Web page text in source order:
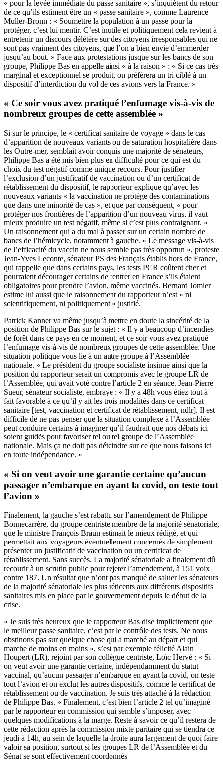
« pour la levée immédiate du passe sanitaire », s’inquiètent du retour
de ce qu’ils estiment être un « passe sanitaire », comme Laurence
Muller-Bronn : « Soumettre la population à un passe pour la
protéger, c’est lui mentir. C’est inutile et politiquement cela revient à
entretenir un discours délétère sur des citoyens irresponsables qui ne
sont pas vraiment des citoyens, que l’on a bien envie d’emmerder
jusqu’au bout. » Face aux protestations jusque sur les bancs de son
groupe, Philippe Bas en appelle ainsi « à la raison » : « Si ce cas très
marginal et exceptionnel se produit, on préférera un tri ciblé à un
dispositif d’interdiction du vol de ces avions vers la France. »
« Ce soir vous avez pratiqué l’enfumage vis-à-vis de
nombreux groupes de cette assemblée »
Si sur le principe, le « certificat sanitaire de voyage » dans le cas
d’apparition de nouveaux variants ou de saturation hospitalière dans
les Outre-mer, semblait avoir conquis une majorité de sénateurs,
Philippe Bas a été mis bien plus en difficulté pour ce qui est du
choix du test négatif comme unique recours. Pour justifier
l’exclusion d’un justificatif de vaccination ou d’un certificat de
rétablissement du dispositif, le rapporteur explique qu’avec les
nouveaux variants « la vaccination ne protège des contaminations
que dans une minorité de cas », et que par conséquent, « pour
protéger nos frontières de l’apparition d’un nouveau virus, il vaut
mieux produire un test négatif, même si c’est plus contraignant. »
Un raisonnement qui a du mal à passer sur un certain nombre de
bancs de l’hémicycle, notamment à gauche. « Le message vis-à-vis
de l’efficacité du vaccin ne nous semble pas très opportun », proteste
Jean-Yves Leconte, sénateur PS des Français établis hors de France,
qui rappelle que dans certains pays, les tests PCR coûtent cher et
pourraient décourager certains de rentrer en France s’ils étaient
obligatoires pour prendre l’avion, même vaccinés. Bernard Jomier
estime lui aussi que le raisonnement du rapporteur n’est « ni
scientifiquement, ni politiquement » justifié.
Patrick Kanner va même jusqu’à mettre en doute la sincérité de la
position de Philippe Bas sur le sujet : « Il y a beaucoup d’incendies
de forêt dans ce pays en ce moment, et ce soir vous avez pratiqué
l’enfumage vis-à-vis de nombreux groupes de cette assemblée. Une
situation politique vous lie à un autre groupe à l’Assemblée
nationale. » Le président du groupe socialiste insinue ainsi que la
position du rapporteur serait un compromis avec le groupe LR de
l’Assemblée, qui avait voté contre l’article 2 en séance. Jean-Pierre
Sueur, sénateur socialiste, embraye : « Il y a 48h vous étiez tout à
fait favorable à ce qu’il y ait les trois modalités dans ce certificat
sanitaire [test, vaccination et certificat de rétablissement, ndlr]. Il est
difficile de ne pas penser que la situation complexe à l’Assemblée
peut conduire certains à imaginer qu’il faudrait que nos débats ici
soient guidés pour favoriser tel ou tel groupe de l’Assemblée
nationale. Mais ça ne doit pas déteindre sur ce que nous faisons ici
en toute indépendance. »
« Si on veut avoir une garantie certaine qu’aucun
passager n’embarque en ayant la covid, on teste tout
l’avion »
Finalement, la gauche s’est rabattu sur l’amendement de Philippe
Bonnecarrère, du groupe centriste membre de la majorité sénatoriale,
que le ministre François Braun estimait le mieux rédigé, et qui
permettait aux voyageurs éventuellement concernés de simplement
présenter un justificatif de vaccination ou un certificat de
rétablissement. Sans succès. La majorité sénatoriale a finalement dû
recourir à un scrutin public pour rejeter l’amendement, à 151 voix
contre 187. Un résultat que n’ont pas manqué de saluer les sénateurs
de la majorité sénatoriale les plus réticents aux différents dispositifs
sanitaires mis en place par le gouvernement depuis le début de la
crise.
« Je suis très heureux que le rapporteur Bas dise implicitement que
le meilleur passe sanitaire, c’est par le contrôle des tests. Ne nous
obstinons pas sur quelque chose qui a marché au départ et qui
marche de moins en moins », s’est par exemple félicité Alain
Houpert (LR), rejoint par son collègue centriste, Loïc Hervé : « Si
on veut avoir une garantie certaine, indépendamment du statut
vaccinal, qu’aucun passager n’embarque en ayant la covid, on teste
tout l’avion et on exclut les autres dispositifs, comme le certificat de
rétablissement ou de vaccination. Je suis très attaché à la rédaction
de Philippe Bas. » Finalement, c’est bien l’article 2 tel qu’imaginé
par le rapporteur en commission qui semble s’imposer, avec
quelques modifications à la marge. Reste à savoir ce qu’il restera de
cette rédaction après la commission mixte paritaire qui se tiendra ce
jeudi à 14h, au sein de laquelle la droite aura largement de quoi faire
valoir sa position, surtout si les groupes LR de l’Assemblée et du
Sénat se sont effectivement coordonnés